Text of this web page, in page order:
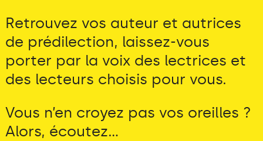
Retrouvez vos auteur et autrices
de prédilection, laissez-vous
porter par la voix des lectrices et
des lecteurs choisis pour vous.
Vous n’en croyez pas vos oreilles ?
Alors, écoutez...